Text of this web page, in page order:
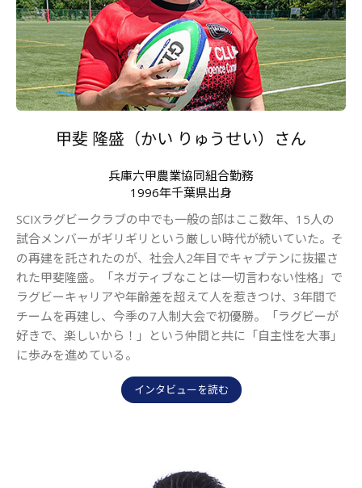
甲斐 隆盛（かい りゅうせい）さん
兵庫六甲農業協同組合勤務
1996年千葉県出身
SCIXラグビークラブの中でも一般の部はここ数年、15人の
試合メンバーがギリギリという厳しい時代が続いていた。そ
の再建を託されたのが、社会人2年目でキャプテンに抜擢さ
れた甲斐隆盛。「ネガティブなことは一切言わない性格」で
ラグビーキャリアや年齢差を超えて人を惹きつけ、3年間で
チームを再建し、今季の7人制大会で初優勝。「ラグビーが
好きで、楽しいから！」という仲間と共に「自主性を大事」
に歩みを進めている。
インタビューを読む